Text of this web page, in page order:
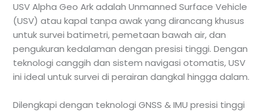
USV Alpha Geo Ark adalah Unmanned Surface Vehicle
(USV) atau kapal tanpa awak yang dirancang khusus
untuk survei batimetri, pemetaan bawah air, dan
pengukuran kedalaman dengan presisi tinggi. Dengan
teknologi canggih dan sistem navigasi otomatis, USV
ini ideal untuk survei di perairan dangkal hingga dalam.
Dilengkapi dengan teknologi GNSS & IMU presisi tinggi